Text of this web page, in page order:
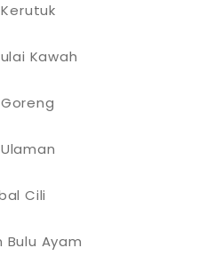
Kawah
Cili
Bulu Ayam